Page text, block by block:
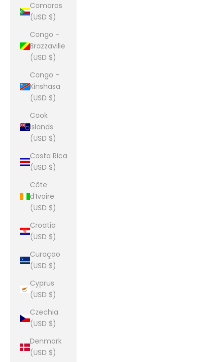
Comoros
(USD $)
Congo -
Brazzaville
(USD $)
Congo -
Kinshasa
(USD $)
Cook
Islands
(USD $)
Costa Rica
(USD $)
Côte
d’Ivoire
(USD $)
Croatia
(USD $)
Curaçao
(USD $)
Cyprus
(USD $)
Czechia
(USD $)
Denmark
(USD $)